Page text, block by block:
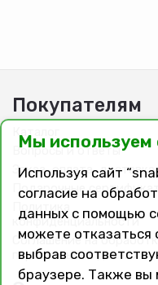
Покупателям
Каталог
Вопросы и ответы
Заказ, оплата, доставка
Подарочные
конфиденциальности
Соглашение на
персональных данных
Мы используем
Используя сайт
согласие на
данных с помощью
можете отказаться
выбрав
браузере. Также вы